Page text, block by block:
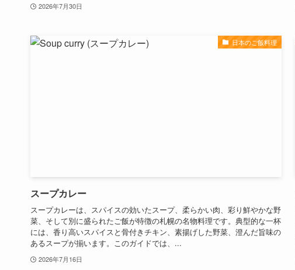
2026年7月30日
日本のご飯料理
スープカレー
スープカレーは、スパイスの効いたスープ、柔らかい肉、彩り鮮やかな野
菜、そして別に盛られたご飯が特徴の札幌の名物料理です。典型的な一杯
には、香り高いスパイスと骨付きチキン、素揚げした野菜、澄んだ旨味の
あるスープが揃います。このガイドでは、...
2026年7月16日